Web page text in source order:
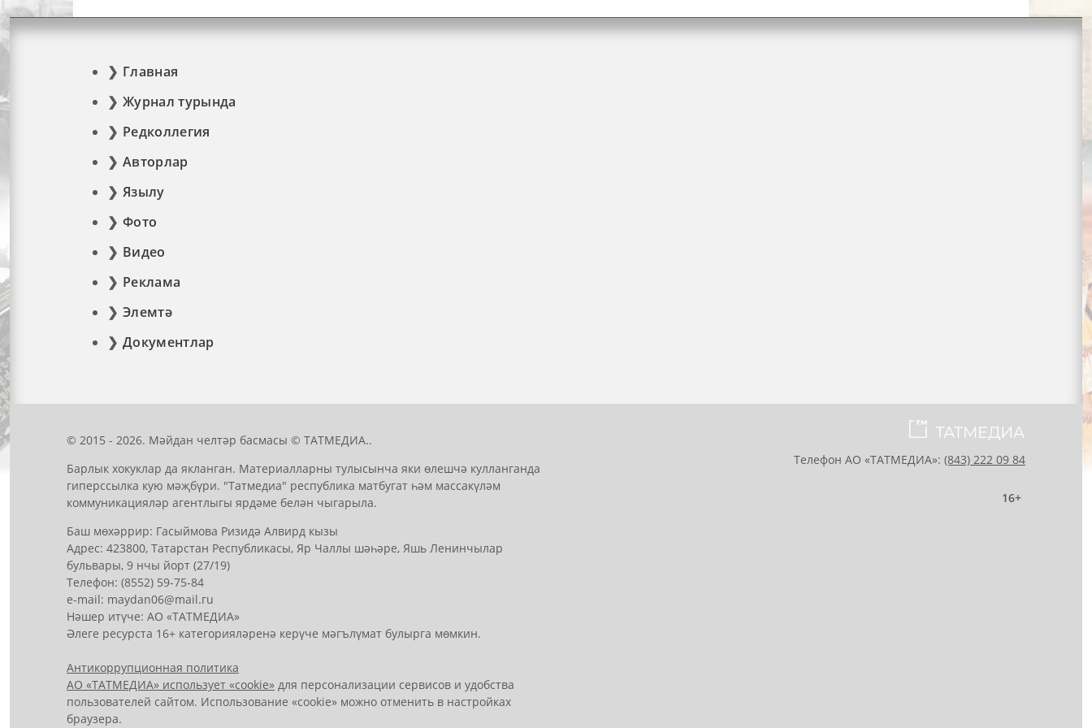
Главная
Журнал турында
Редколлегия
Авторлар
Язылу
Фото
Видео
Реклама
Элемтә
Документлар
© 2015 - 2026. Мәйдан челтәр басмасы © ТАТМЕДИА..
Барлык хокуклар да якланган. Материалларны тулысынча яки өлешчә кулланганда
гиперссылка кую мәҗбүри. "Татмедиа" республика матбугат һәм массакүләм
коммуникацияләр агентлыгы ярдәме белән чыгарыла.
Баш мөхәррир: Гасыймова Ризидә Алвирд кызы
Адрес: 423800, Татарстан Республикасы, Яр Чаллы шәһәре, Яшь Ленинчылар
бульвары, 9 нчы йорт (27/19)
Телефон: (8552) 59-75-84
е-mail: mауdаn06@mail.гu
Нәшер итүче: АО «ТАТМЕДИА»
Әлеге ресурста 16+ категорияләренә керүче мәгълүмат булырга мөмкин.
Антикоррупционная политика
АО «ТАТМЕДИА» использует «cookie» для персонализации сервисов и удобства
пользователей сайтом. Использование «cookie» можно отменить в настройках
браузера.
Телефон АО «ТАТМЕДИА»: (843) 222 09 84
16+